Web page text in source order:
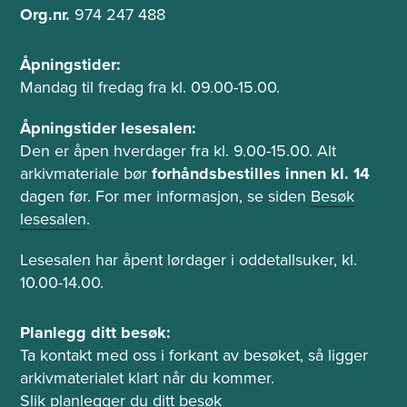
n
Org.nr. 974 247 488
Å
p
i
n
g
s
t
d
e
o
g
e
Åpningstider:
Mandag til fredag fra kl. 09.00-15.00.
Åpningstider lesesalen:
Den er åpen hverdager fra kl. 9.00-15.00. Alt
arkivmateriale børforhåndsbestilles innen kl. 14
dagen før. For mer informasjon, se siden Besøk
lesesalen.
Lesesalen har åpent lørdager i oddetallsuker, kl.
10.00-14.00.
P
l
a
n
Planlegg ditt besøk:
Ta kontakt med oss i forkant av besøket, så ligger
arkivmaterialet klart når du kommer.
Slik planlegger du ditt besøk